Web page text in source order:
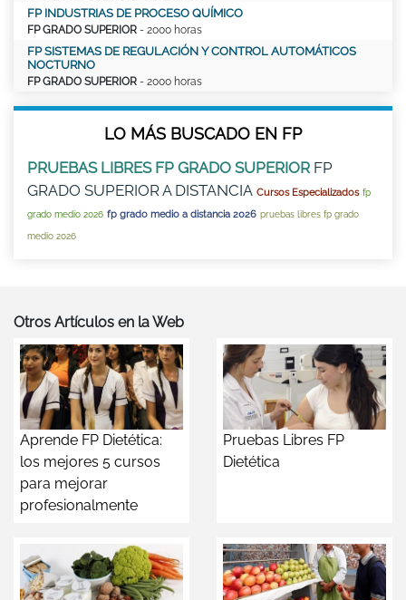
FP INDUSTRIAS DE PROCESO QUÍMICO
FP GRADO SUPERIOR - 2000 horas
FP SISTEMAS DE REGULACIÓN Y CONTROL AUTOMÁTICOS
NOCTURNO
FP GRADO SUPERIOR - 2000 horas
LO MÁS BUSCADO EN FP
PRUEBAS LIBRES FP GRADO SUPERIOR FP
GRADO SUPERIOR A DISTANCIA Cursos Especializados fp
grado medio 2026 fp grado medio a distancia 2026 pruebas libres fp grado
medio 2026
Otros Artículos en la Web
Aprende FP Dietética:
los mejores 5 cursos
para mejorar
profesionalmente
Pruebas Libres FP
Dietética